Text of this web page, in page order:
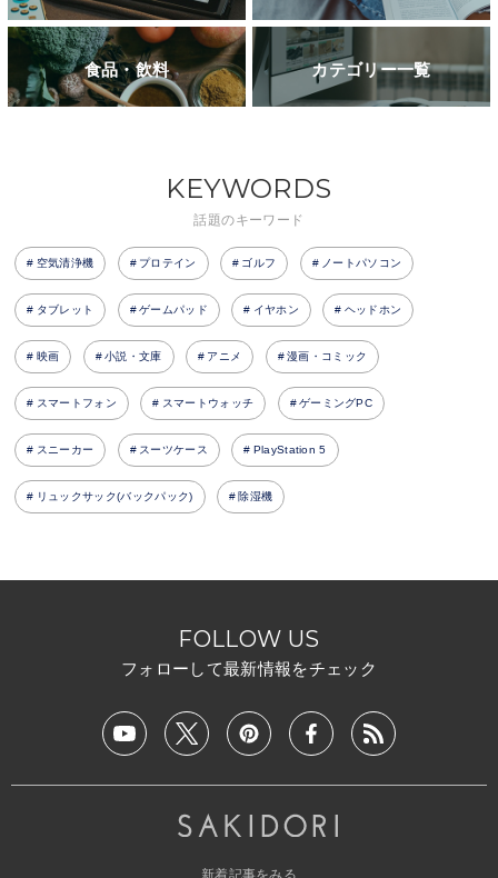
食品・飲料 カテゴリー一覧
KEYWORDS
話題のキーワード
空気清浄機 プロテイン ゴルフ ノートパソコン
タブレット ゲームパッド イヤホン ヘッドホン
映画 小説・文庫 アニメ 漫画・コミック
スマートフォン スマートウォッチ ゲーミングPC
スニーカー スーツケース PlayStation 5
リュックサック(バックパック) 除湿機
FOLLOW US
フォローして最新情報をチェック